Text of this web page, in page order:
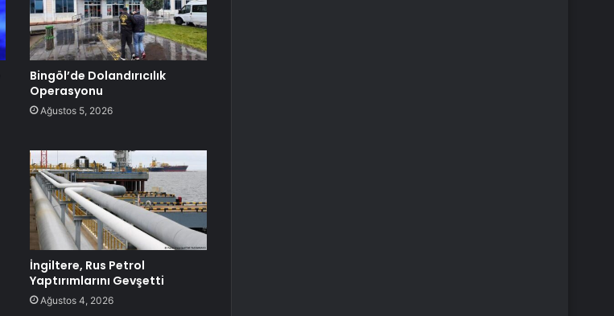
Bingöl’de Dolandırıcılık
Operasyonu
Ağustos 5, 2026
İngiltere, Rus Petrol
Yaptırımlarını Gevşetti
Ağustos 4, 2026